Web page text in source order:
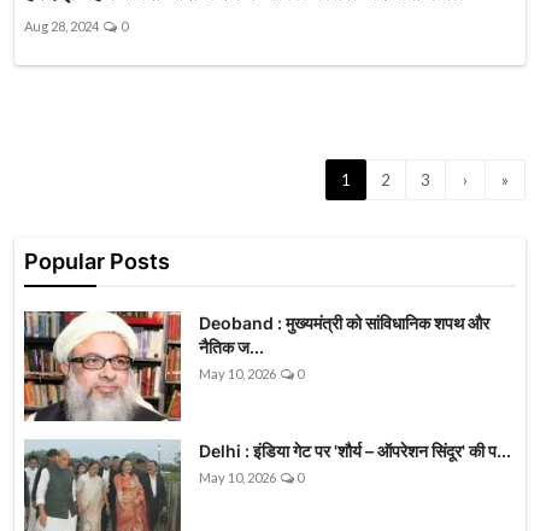
Aug 28, 2024 0
1 2 3 › »
Popular Posts
Deoband : मुख्यमंत्री को सांविधानिक शपथ और
नैतिक ज...
May 10, 2026 0
Delhi : इंडिया गेट पर 'शौर्य – ऑपरेशन सिंदूर' की प...
May 10, 2026 0